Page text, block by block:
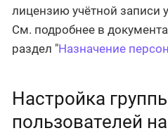
лицензию учётной записи
См. подробнее в
раздел "Назначение
Настройка
пользователей